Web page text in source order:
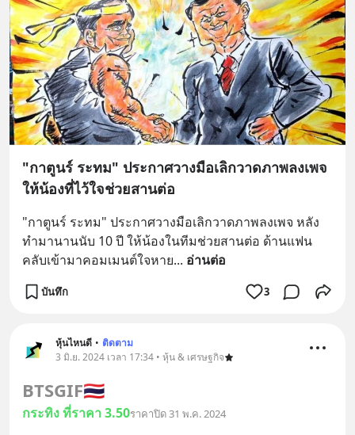
"กาตูนร์ ระทม" ประกาศวางมือเลิกวาดภาพลงเพจ
ให้น้องที่ไว้ใจช่วยสานต่อ
"กาตูนร์ ระทม" ประกาศวางมือเลิกวาดภาพลงเพจ หลัง
ทำมานานนับ 10 ปี ให้น้องในทีมช่วยสานต่อ ด้านแฟน
คลับเข้ามาคอมเมนต์ใจหาย... อ่านต่อ
บันทึก 3
หุ้นไหนดี • ติดตาม
3 มิ.ย. 2024 เวลา 17:34 • หุ้น & เศรษฐกิจ
BTSGIF🇹🇭
กระทิง ที่ราคา 3.50ราคาปิด 31 พ.ค. 2024